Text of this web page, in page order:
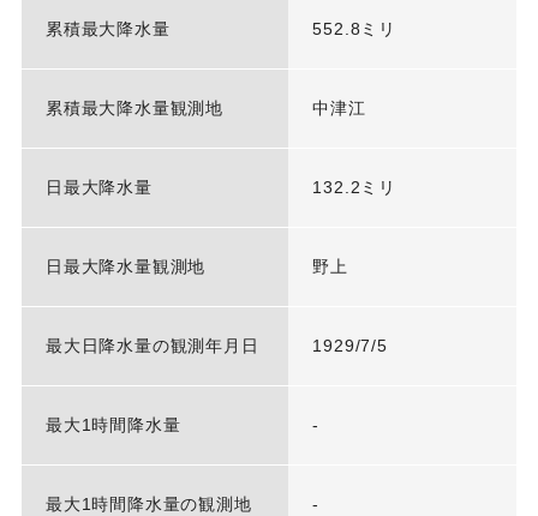
累積最大降水量 552.8ミリ
累積最大降水量観測地 中津江
日最大降水量 132.2ミリ
日最大降水量観測地 野上
最大日降水量の観測年月日 1929/7/5
最大1時間降水量 -
最大1時間降水量の観測地 -